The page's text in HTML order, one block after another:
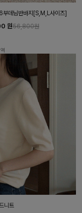
부데님반바지[S,M,L사이즈]
원56,800원
니트